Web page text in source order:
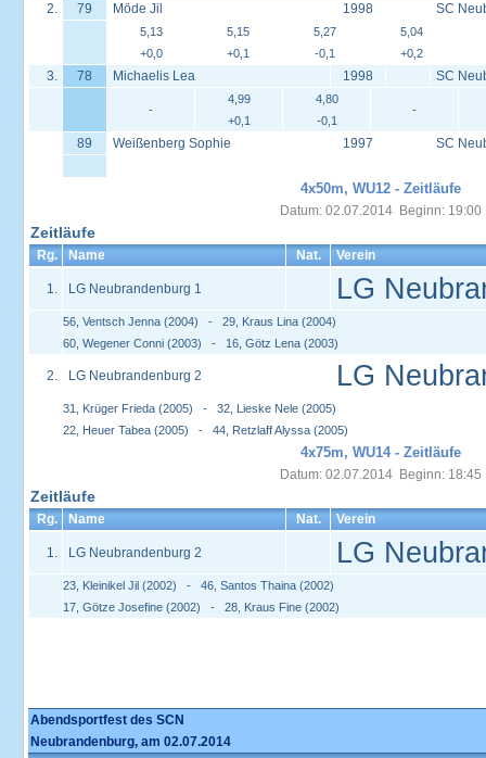
2. 79 Möde Jil 1998 SC
5,13
+0,0
5,15
+0,1
5,27
-0,1
5,04
+0,2
3. 78 Michaelis Lea 1998 SC
-
4,99
+0,1
4,80
-0,1
-
89 Weißenberg Sophie 1997 SC
4x50m, WU12 - Zeitläufe
Datum: 02.07.2014 Beginn: 19:00
Zeitläufe
Rg. Name Nat. Verein
1. LG Neubrandenburg 1 LG
56, Ventsch Jenna (2004) - 29, Kraus Lina (2004)
60, Wegener Conni (2003) - 16, Götz Lena (2003)
2. LG Neubrandenburg 2 LG
31, Krüger Frieda (2005) - 32, Lieske Nele (2005)
22, Heuer Tabea (2005) - 44, Retzlaff Alyssa (2005)
4x75m, WU14 - Zeitläufe
Datum: 02.07.2014 Beginn: 18:45
Zeitläufe
Rg. Name Nat. Verein
1. LG Neubrandenburg 2 LG
23, Kleinikel Jil (2002) - 46, Santos Thaina (2002)
17, Götze Josefine (2002) - 28, Kraus Fine (2002)
Abendsportfest des SCN
Neubrandenburg, am 02.07.2014